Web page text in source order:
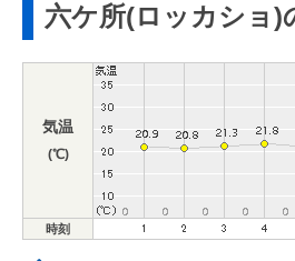
六ケ所(ロッカショ)
気温
(℃)
時刻